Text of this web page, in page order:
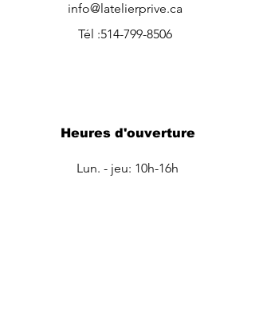
info@latelierprive.ca
Tél :514-799-8506
Heures d'ouverture
Lun. - jeu: 10h-16h